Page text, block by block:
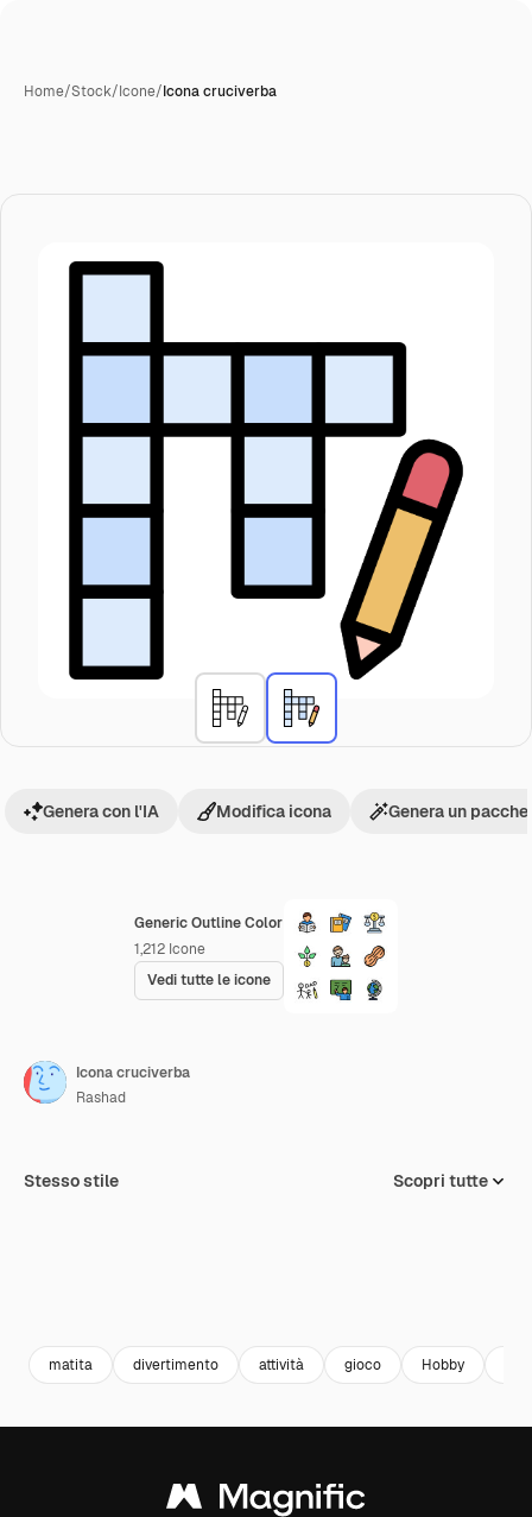
Home/Stock/Icone/Icona cruciverba
Generic Outline Color
1,212 Icone
Vedi tutte le icone
Genera con l'IA Modifica icona Genera un
Icona cruciverba
Rashad
Stesso stile Scopri tutte
matita divertimento attività gioco Hobby